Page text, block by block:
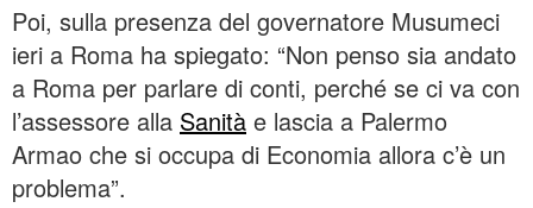
Poi, sulla presenza del governatore Musumeci
ieri a Roma ha spiegato: “Non penso sia andato
a Roma per parlare di conti, perché se ci va con
l’assessore alla Sanità e lascia a Palermo
Armao che si occupa di Economia allora c’è un
problema”.